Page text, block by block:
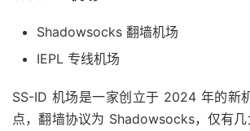
Shadowsocks 翻墙机场
IEPL 专线机场
SS-ID 机场是一家创立于 2024 年的新
点，翻墙协议为 Shadowsocks，仅有几